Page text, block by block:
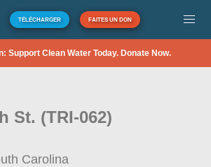
TÉLÉCHARGER FAITES UN DON
Support Clean Water Today. Donate Now.
St. (TRI-062)
Carolina